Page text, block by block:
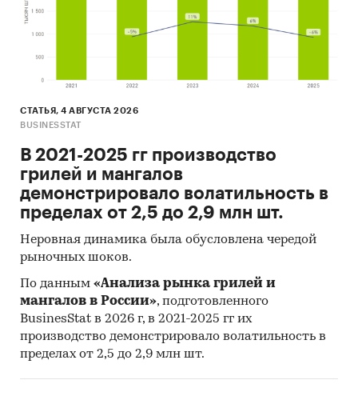
СТАТЬЯ, 4 АВГУСТА 2026
BUSINESSTAT
В 2021-2025 гг производство
грилей и мангалов
демонстрировало волатильность в
пределах от 2,5 до 2,9 млн шт.
Неровная динамика была обусловлена чередой
рыночных шоков.
По данным «Анализа рынка грилей и
мангалов в России», подготовленного
BusinesStat в 2026 г, в 2021-2025 гг их
производство демонстрировало волатильность в
пределах от 2,5 до 2,9 млн шт.